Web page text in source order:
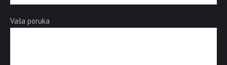
Vaša poruka